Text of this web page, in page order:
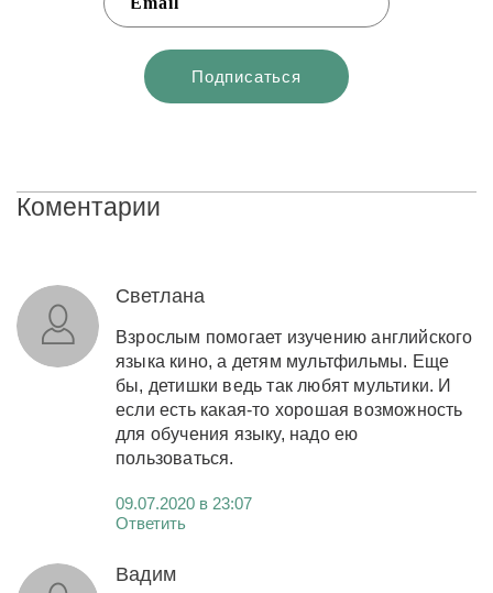
Коментарии
Светлана
Взрослым помогает изучению английского
языка кино, а детям мультфильмы. Еще
бы, детишки ведь так любят мультики. И
если есть какая-то хорошая возможность
для обучения языку, надо ею
пользоваться.
09.07.2020 в 23:07
Ответить
Вадим